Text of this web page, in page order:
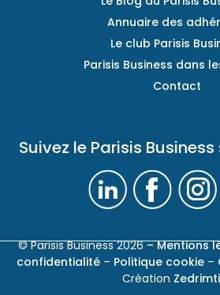
Annuaire des
Le club Parisis
Parisis Business dans
Contact
Suivez le Parisis
© Parisis Business 2026– Mentions
confidentialité – Politique cookie –
Création